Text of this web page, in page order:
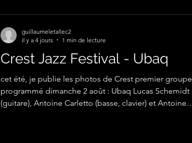
Crest Jazz Festival - Ubaq
cet été, je publie les photos de Crest premier groupe
programmé dimanche 2 août : Ubaq Lucas Schemidt
(guitare), Antoine Carletto (basse, clavier) et Antoine
guillaumeletallec2
il y a 4 jours
1 min de lecture